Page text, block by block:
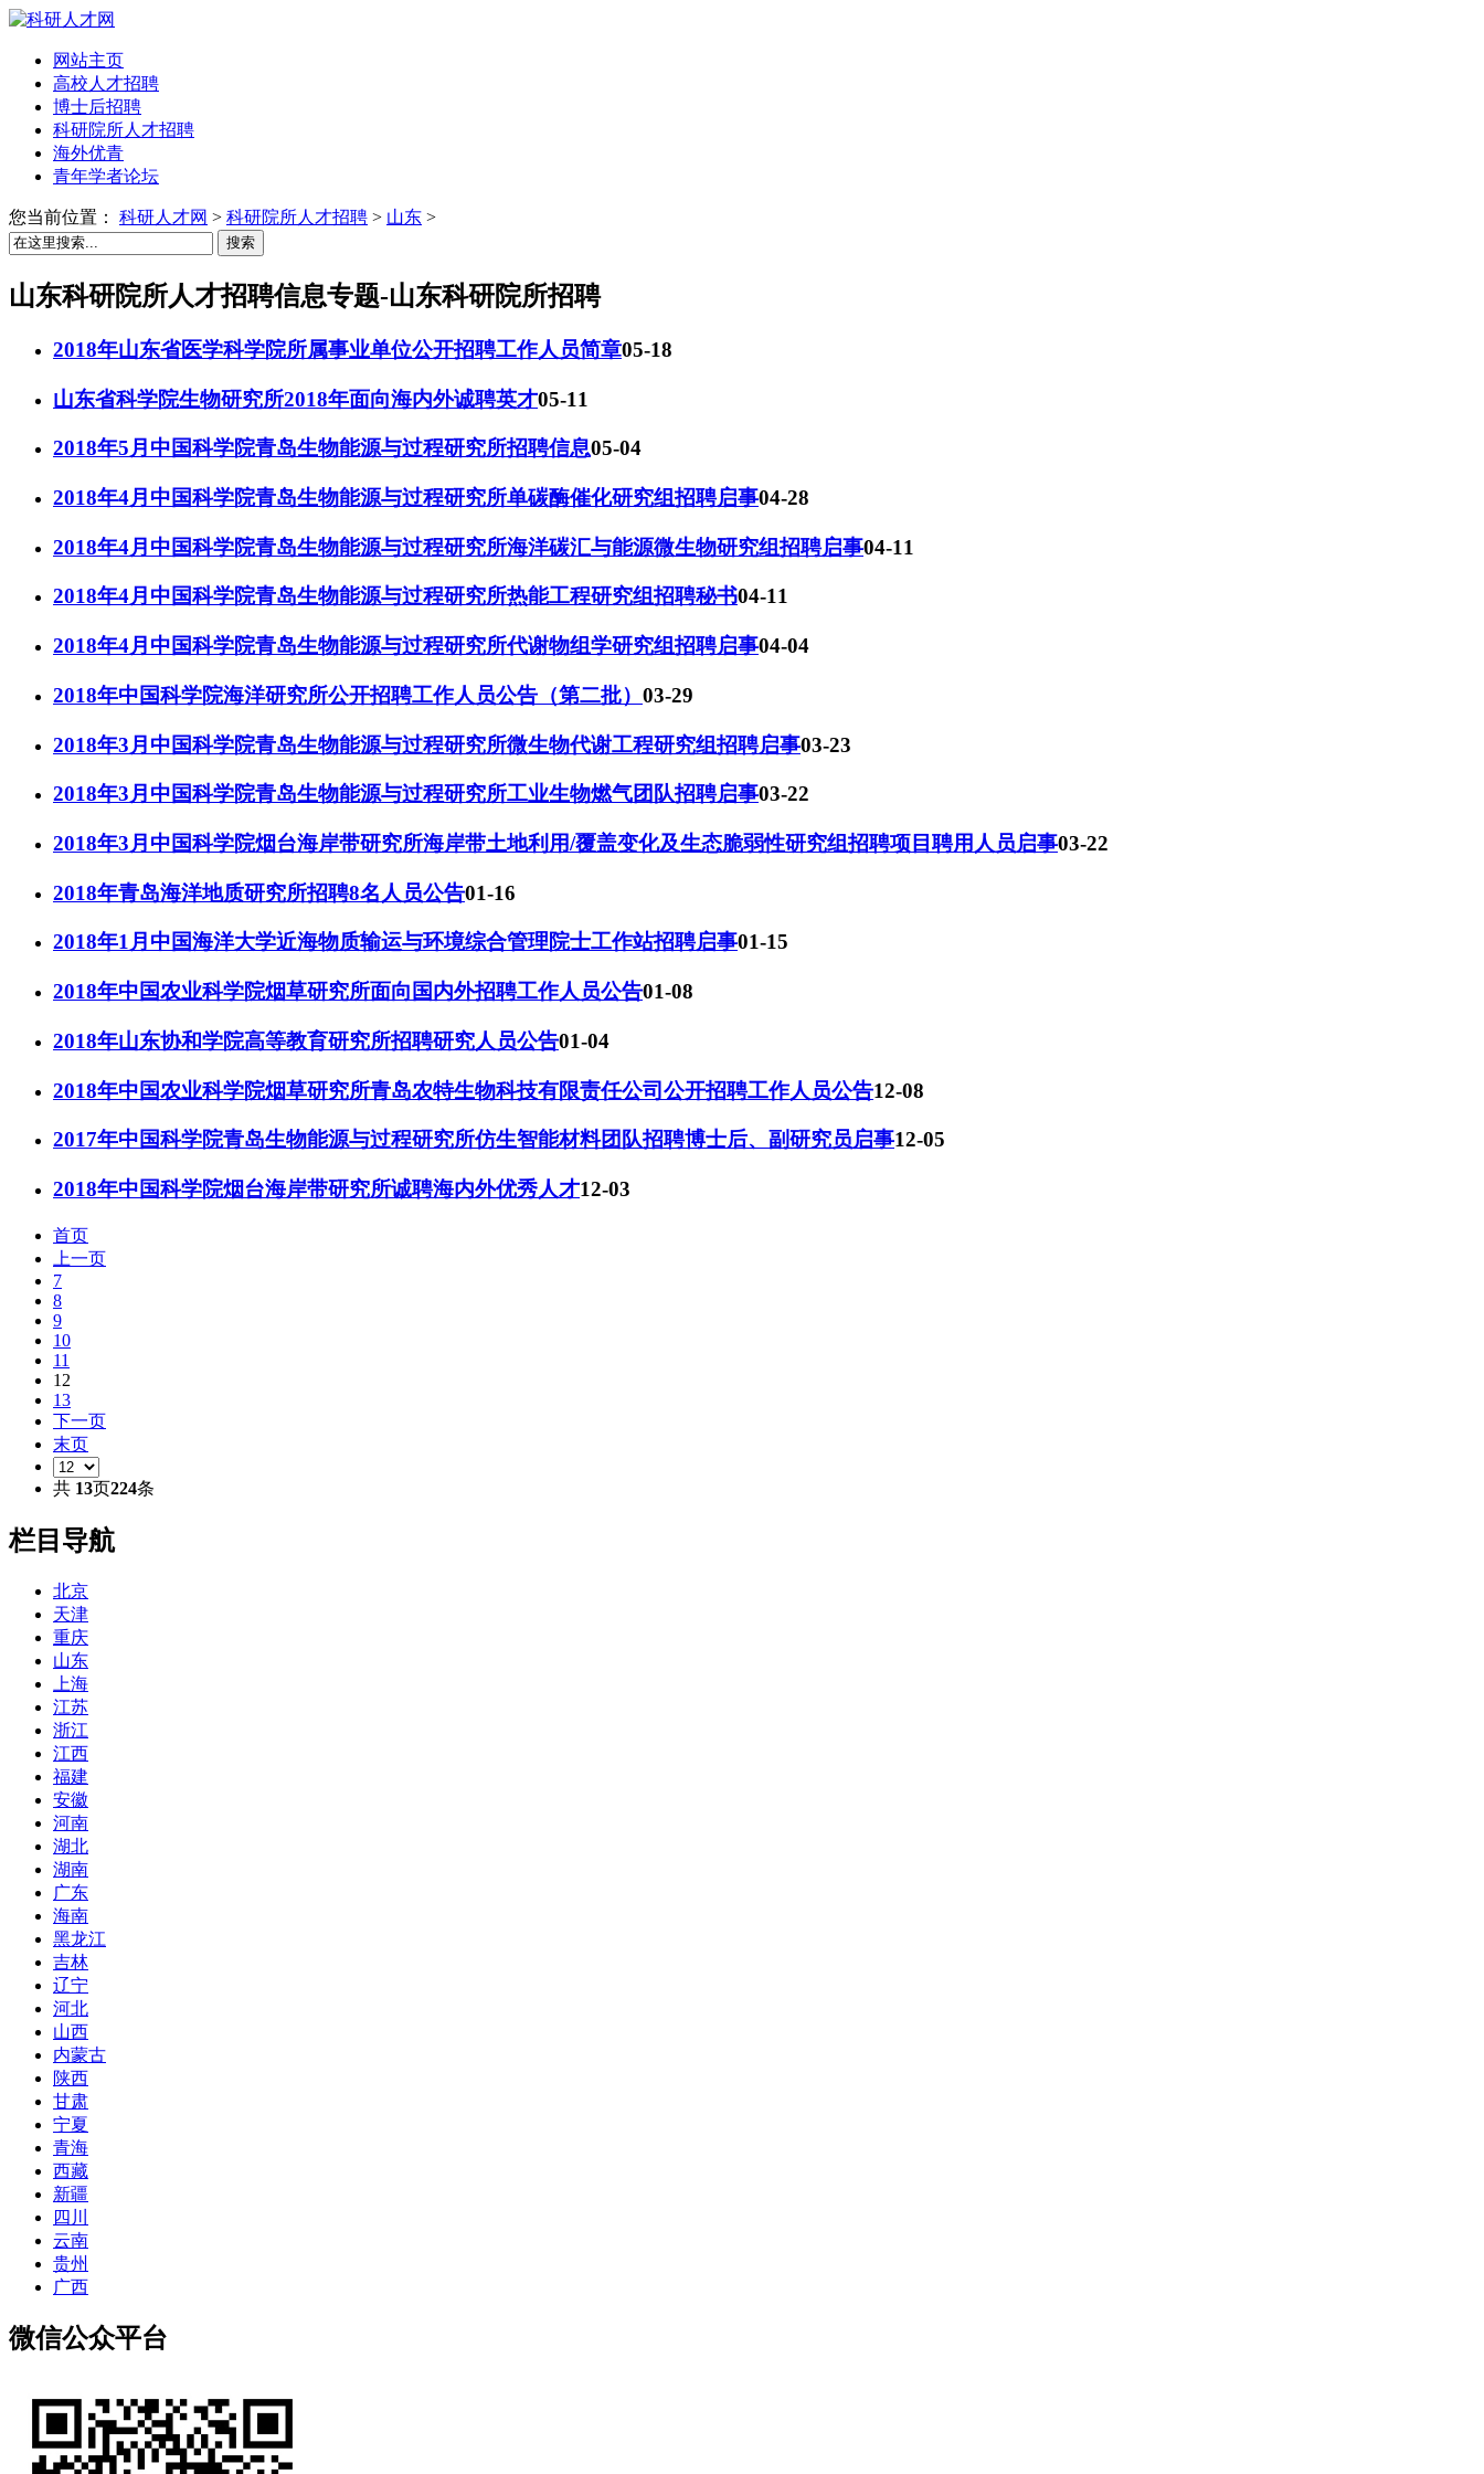
网站主页
高校人才招聘
博士后招聘
科研院所人才招聘
海外优青
青年学者论坛
您当前位置： 科研人才网 > 科研院所人才招聘 > 山东 >
搜索
山东科研院所人才招聘信息专题-山东科研院所招聘
2018年山东省医学科学院所属事业单位公开招聘工作人员简章05-18
山东省科学院生物研究所2018年面向海内外诚聘英才05-11
2018年5月中国科学院青岛生物能源与过程研究所招聘信息05-04
2018年4月中国科学院青岛生物能源与过程研究所单碳酶催化研究组招聘启事04-28
2018年4月中国科学院青岛生物能源与过程研究所海洋碳汇与能源微生物研究组招聘启事04-11
2018年4月中国科学院青岛生物能源与过程研究所热能工程研究组招聘秘书04-11
2018年4月中国科学院青岛生物能源与过程研究所代谢物组学研究组招聘启事04-04
2018年中国科学院海洋研究所公开招聘工作人员公告（第二批） 03-29
2018年3月中国科学院青岛生物能源与过程研究所微生物代谢工程研究组招聘启事03-23
2018年3月中国科学院青岛生物能源与过程研究所工业生物燃气团队招聘启事03-22
2018年3月中国科学院烟台海岸带研究所海岸带土地利用/覆盖变化及生态脆弱性研究组招聘项目聘用人员启事03-22
2018年青岛海洋地质研究所招聘8名人员公告01-16
2018年1月中国海洋大学近海物质输运与环境综合管理院士工作站招聘启事01-15
2018年中国农业科学院烟草研究所面向国内外招聘工作人员公告01-08
2018年山东协和学院高等教育研究所招聘研究人员公告01-04
2018年中国农业科学院烟草研究所青岛农特生物科技有限责任公司公开招聘工作人员公告12-08
2017年中国科学院青岛生物能源与过程研究所仿生智能材料团队招聘博士后、副研究员启事12-05
2018年中国科学院烟台海岸带研究所诚聘海内外优秀人才12-03
首页
上一页
7
8
9
10
11
12
13
下一页
末页
共 13页224条
栏目导航
北京
天津
重庆
山东
上海
江苏
浙江
江西
福建
安徽
河南
湖北
湖南
广东
海南
黑龙江
吉林
辽宁
河北
山西
内蒙古
陕西
甘肃
宁夏
青海
西藏
新疆
四川
云南
贵州
广西
微信公众平台